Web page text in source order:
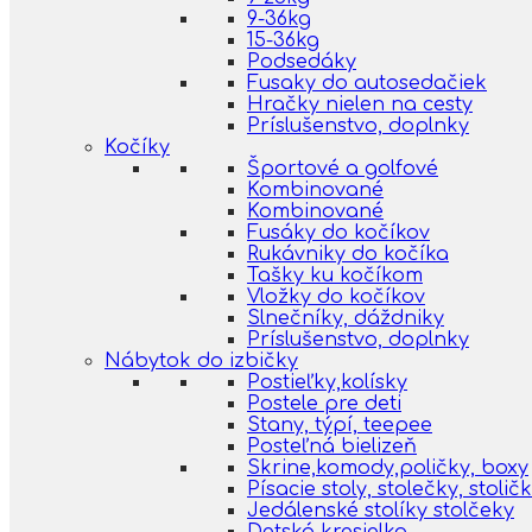
9-36kg
15-36kg
Podsedáky
Fusaky do autosedačiek
Hračky nielen na cesty
Príslušenstvo, doplnky
Kočíky
Športové a golfové
Kombinované
Kombinované
Fusáky do kočíkov
Rukávniky do kočíka
Tašky ku kočíkom
Vložky do kočíkov
Slnečníky, dáždniky
Príslušenstvo, doplnky
Nábytok do izbičky
Postieľky,kolísky
Postele pre deti
Stany, týpí, teepee
Posteľná bielizeň
Skrine,komody,poličky, boxy
Písacie stoly, stolečky,
Jedálenské stolíky stolčeky